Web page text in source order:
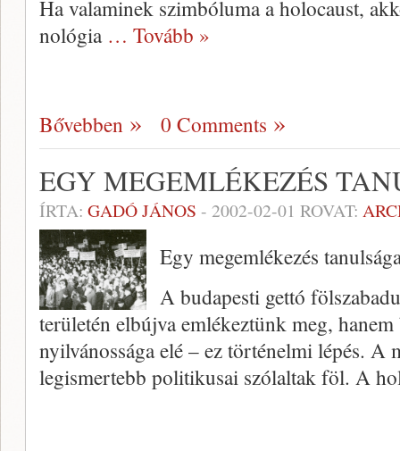
Ha valaminek szimbóluma a holoca­ust,
nológia … Tovább »
Bővebben 0 Comments
EGY MEGEMLÉKEZÉS
ÍRTA: GADÓ JÁNOS - 2002-02-01 ROVAT:
Egy megemlékezés
A budapesti gettó
területén elbújva emlékeztünk meg,
nyilvánossága elé – ez történelmi lépés. A
legismertebb politikusai szó­laltak föl. A